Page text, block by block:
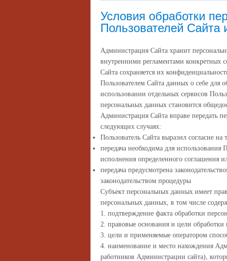
Условия обработки
Пользователей Сайта
Администрация Сайта хранит
внутренними регламентами конкретных
Сайта сохраняется их
Пользователем Сайта данных о себе для
использовании отдельных сервисов
персональных данных становится
Администрация Сайта вправе передать
следующих случаях:
Пользователь Сайта выразил согласие на
передача необходима для использования
исполнения определенного соглашения
передача предусмотрена
законодательством процедуры
Субъект персональных данных имеет
персональных данных, в том числе
1. подтверждение факта обработки
2. правовые основания и цели
3. цели и применяемые оператором
4. наименование и место нахождения
работников Администрации сайта),